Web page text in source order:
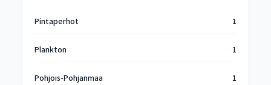
Pintaperhot 1
Plankton 1
Pohjois-Pohjanmaa 1